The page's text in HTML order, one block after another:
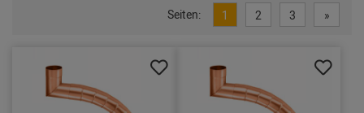
Seiten: 1 2 3 »